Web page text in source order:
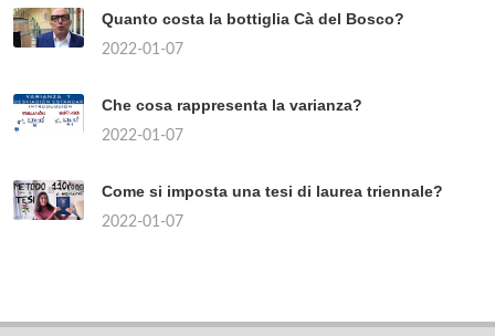
Quanto costa la bottiglia Cà del Bosco?
2022-01-07
Che cosa rappresenta la varianza?
2022-01-07
Come si imposta una tesi di laurea triennale?
2022-01-07